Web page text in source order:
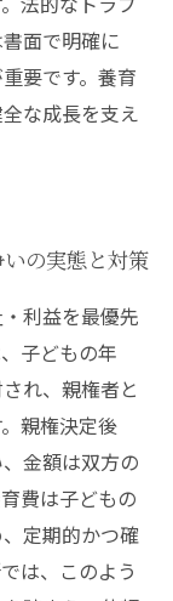
面で明確に
要です。養育
な成長を支え
の実態と対策
利益を最優先
子どもの年
れ、親権者と
親権決定後
金額は双方の
費は子どもの
定期的かつ確
は、このよう